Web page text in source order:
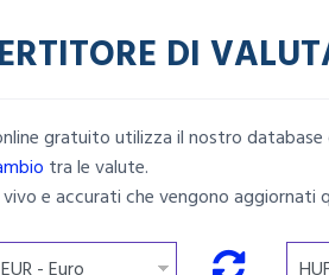
DI
gratuito utilizza il nostro
tra le valute.
e accurati che vengono aggiornati